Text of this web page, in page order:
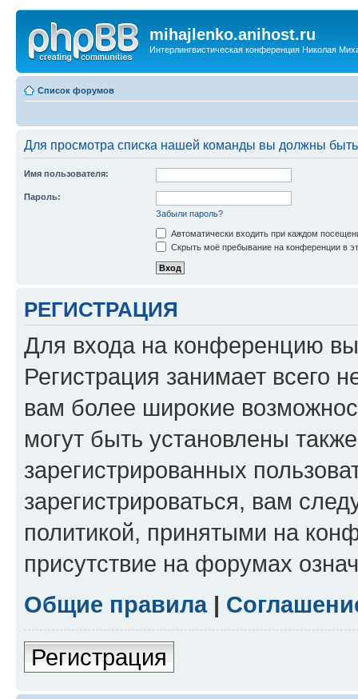
mihajlenko.anihost.ru
Интерлингвистическая конференция Николая
Список форумов
Для просмотра списка нашей команды вы должны
Имя пользователя:
Пароль:
Забыли пароль?
Автоматически входить при каждом
Скрыть моё пребывание на конференции в
РЕГИСТРАЦИЯ
Для входа на конференцию
Регистрация занимает всего
вам более широкие
могут быть установлены
зарегистрированных
зарегистрироваться, вам
политикой, принятыми на
присутствие на форумах
Общие правила|
Регистрация